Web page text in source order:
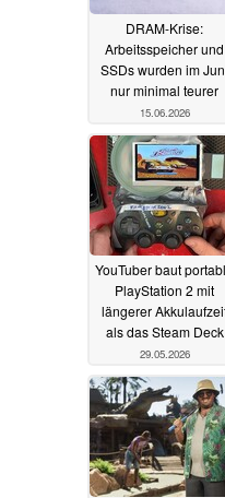
DRAM-Krise:
Arbeitsspeicher und
SSDs wurden im
nur minimal teurer
15.06.2026
YouTuber baut
PlayStation 2 mit
längerer
als das Steam Deck
29.05.2026